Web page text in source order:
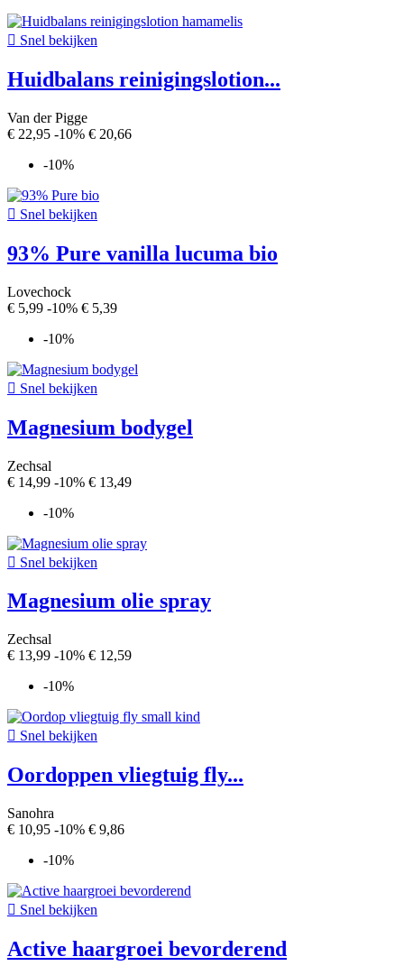
 Snel bekijken
Huidbalans reinigingslotion...
Van der Pigge
€ 22,95 -10% € 20,66
-10%
 Snel bekijken
93% Pure vanilla lucuma bio
Lovechock
€ 5,99 -10% € 5,39
-10%
 Snel bekijken
Magnesium bodygel
Zechsal
€ 14,99 -10% € 13,49
-10%
 Snel bekijken
Magnesium olie spray
Zechsal
€ 13,99 -10% € 12,59
-10%
 Snel bekijken
Oordoppen vliegtuig fly...
Sanohra
€ 10,95 -10% € 9,86
-10%
 Snel bekijken
Active haargroei bevorderend